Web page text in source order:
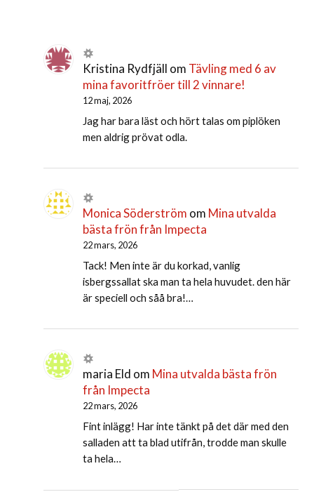
Kristina Rydfjäll om Tävling med 6 av
mina favoritfröer till 2 vinnare!
12 maj, 2026
Jag har bara läst och hört talas om piplöken
men aldrig prövat odla.
Monica Söderström om Mina utvalda
bästa frön från Impecta
22 mars, 2026
Tack! Men inte är du korkad, vanlig
isbergssallat ska man ta hela huvudet. den här
är speciell och såå bra!…
maria Eld om Mina utvalda bästa frön
från Impecta
22 mars, 2026
Fint inlägg! Har inte tänkt på det där med den
salladen att ta blad utifrån, trodde man skulle
ta hela…